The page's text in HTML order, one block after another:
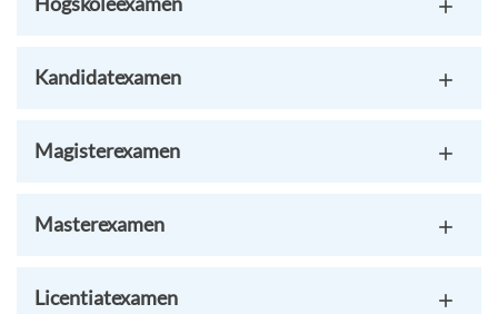
Kandidatexamen
Magisterexamen
Masterexamen
Licentiatexamen